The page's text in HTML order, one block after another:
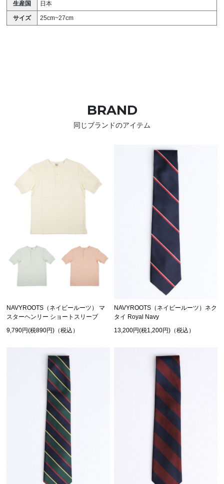
生産国 日本
サイズ 25cm~27cm
BRAND
同じブランドのアイテム
NAVYROOTS（ネイビールーツ） マ
スターヘンリー ショートスリーブ
9,790円(税890円)（税込）
NAVYROOTS（ネイビールーツ）ネク
タイ Royal Navy
13,200円(税1,200円)（税込）